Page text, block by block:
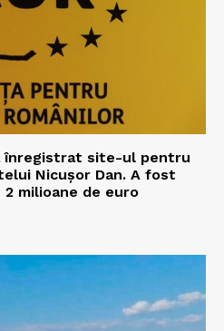
a înregistrat site-ul pentru
Nicușor Dan. A fost
milioane de euro